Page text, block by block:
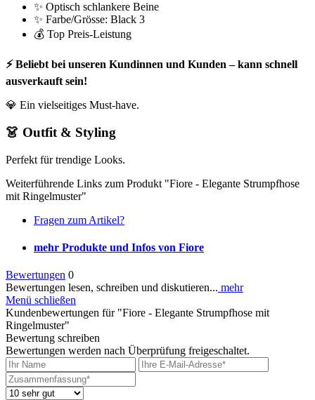
✨ Optisch schlankere Beine
✨ Farbe/Grösse: Black 3
💰 Top Preis-Leistung
⚡ Beliebt bei unseren Kundinnen und Kunden – kann schnell
ausverkauft sein!
💎 Ein vielseitiges Must-have.
👗 Outfit & Styling
Perfekt für trendige Looks.
Weiterführende Links zum Produkt "Fiore - Elegante Strumpfhose
mit Ringelmuster"
Fragen zum Artikel?
mehr Produkte und Infos von Fiore
Bewertungen 0
Bewertungen lesen, schreiben und diskutieren... mehr
Menü schließen
Kundenbewertungen für "Fiore - Elegante Strumpfhose mit
Ringelmuster"
Bewertung schreiben
Bewertungen werden nach Überprüfung freigeschaltet.